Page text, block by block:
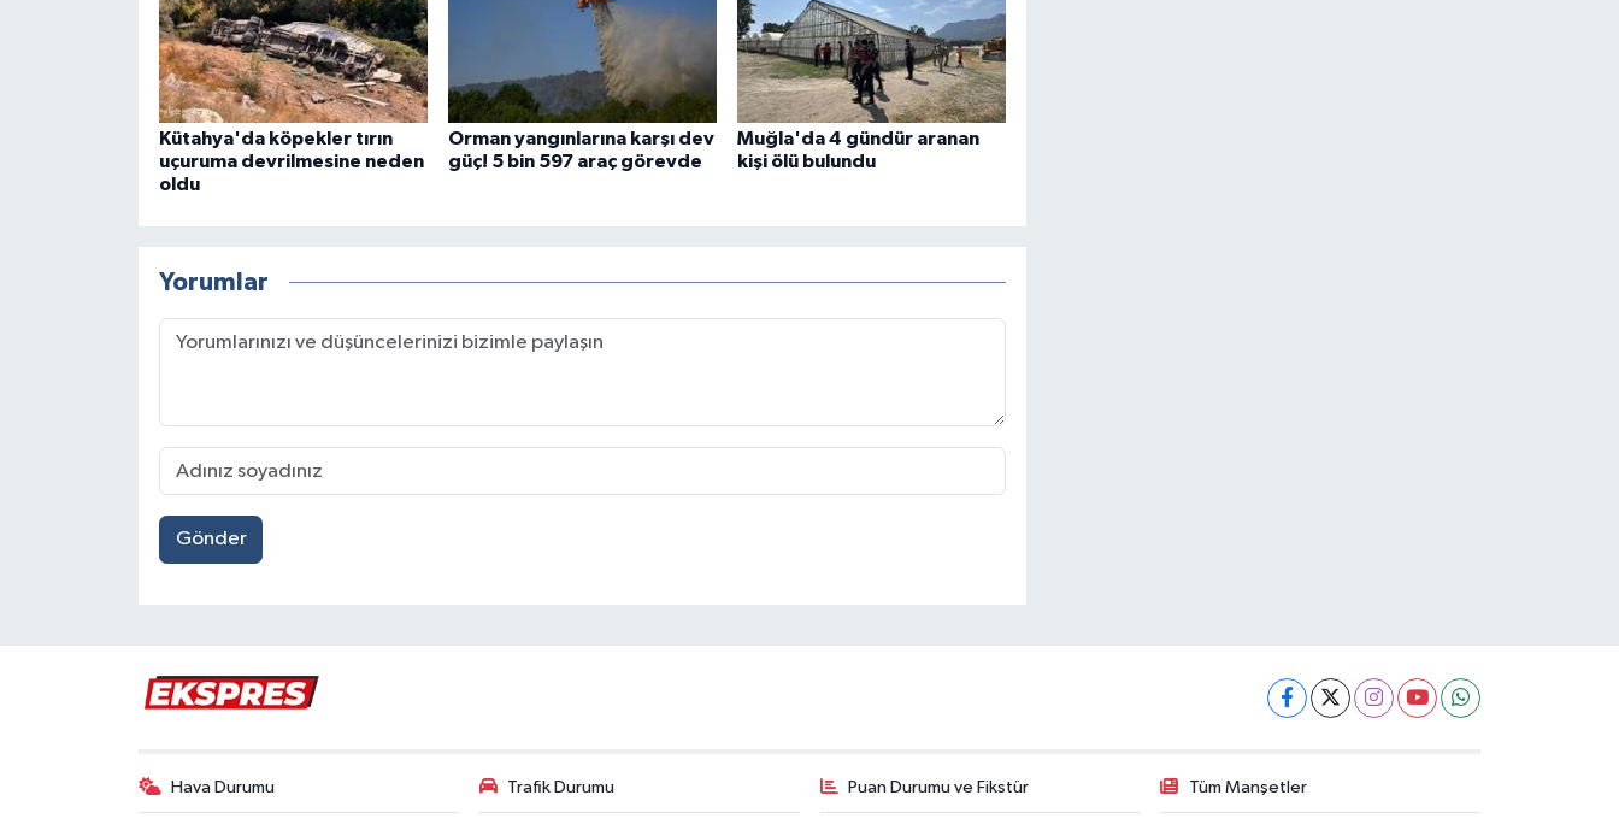
Kütahya'da köpekler tırın
uçuruma devrilmesine neden
oldu
Orman yangınlarına karşı dev
güç! 5 bin 597 araç görevde
Muğla'da 4 gündür aranan
kişi ölü bulundu
Yorumlar
Gönder
Hava Durumu Trafik Durumu Puan Durumu ve Fikstür Tüm Manşetler